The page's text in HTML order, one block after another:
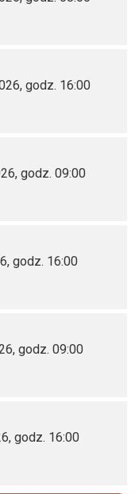
godz. 16:00
godz. 09:00
godz. 16:00
godz. 09:00
godz. 16:00